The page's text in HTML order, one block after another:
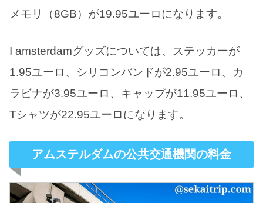
メモリ（8GB）が19.95ユーロになります。
I amsterdamグッズについては、ステッカーが
1.95ユーロ、シリコンバンドが2.95ユーロ、カ
ラビナが3.95ユーロ、キャップが11.95ユーロ、
Tシャツが22.95ユーロになります。
アムステルダムの公共交通機関の料金